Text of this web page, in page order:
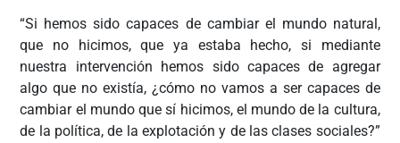
“Si hemos sido capaces de cambiar el mundo natural,
que no hicimos, que ya estaba hecho, si mediante
nuestra intervención hemos sido capaces de agregar
algo que no existía, ¿cómo no vamos a ser capaces de
cambiar el mundo que sí hicimos, el mundo de la cultura,
de la política, de la explotación y de las clases sociales?”